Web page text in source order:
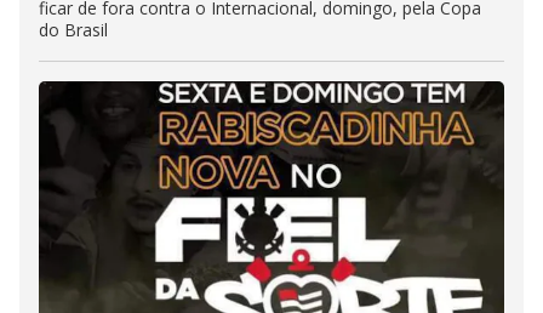
ficar de fora contra o Internacional, domingo, pela Copa
do Brasil